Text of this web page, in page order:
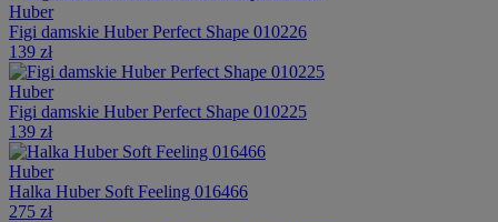
Huber
Figi damskie Huber Perfect Shape 010226
139 zł
Huber
Figi damskie Huber Perfect Shape 010225
139 zł
Huber
Halka Huber Soft Feeling 016466
275 zł